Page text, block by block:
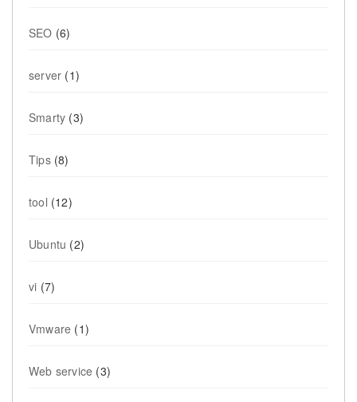
SEO (6)
server (1)
Smarty (3)
Tips(8)
tool (12)
Ubuntu (2)
vi (7)
Vmware (1)
Web service (3)